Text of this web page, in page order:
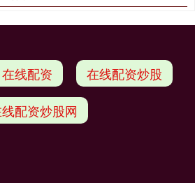
在线配资 在线配资炒股
配资炒股网